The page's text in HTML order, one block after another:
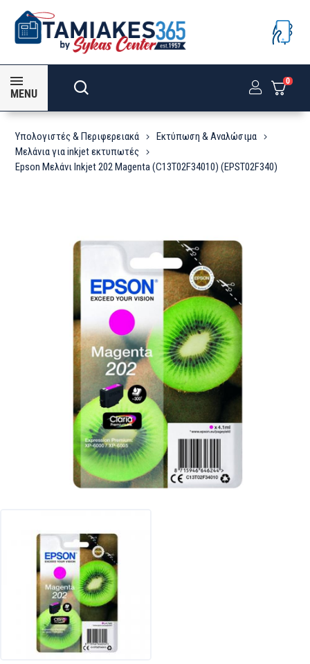
MENU
0
Υπολογιστές & Περιφερειακά
Εκτύπωση & Αναλώσιμα
Μελάνια για inkjet εκτυπωτές
Epson Μελάνι Inkjet 202 Magenta (C13T02F34010) (EPST02F340)